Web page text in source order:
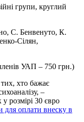
групи, круглий
С. Бенвенуто, К.
Сілян,
УАП – 750 грн.)
хто бажає
–
розмірі 30 євро
для оплати внеску в